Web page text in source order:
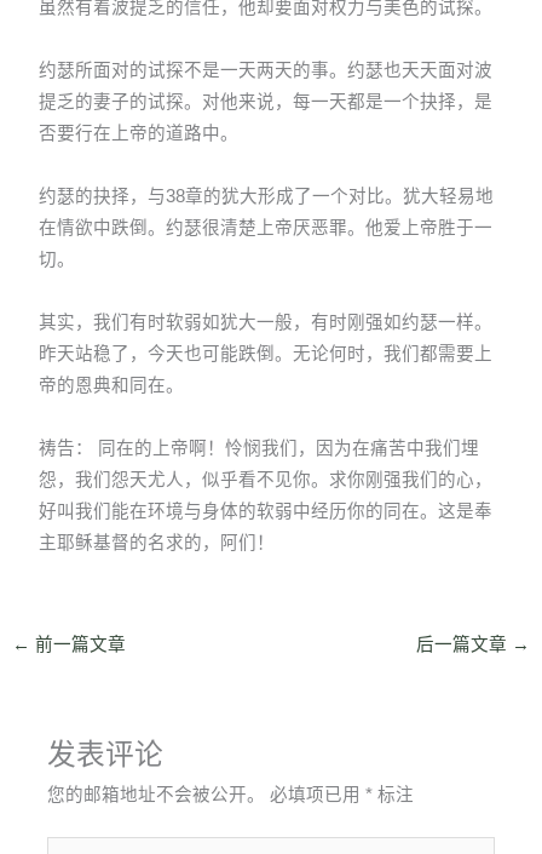
虽然有着波提乏的信任，他却要面对权力与美色的试探。
约瑟所面对的试探不是一天两天的事。约瑟也天天面对波
提乏的妻子的试探。对他来说，每一天都是一个抉择，是
否要行在上帝的道路中。
约瑟的抉择，与38章的犹大形成了一个对比。犹大轻易地
在情欲中跌倒。约瑟很清楚上帝厌恶罪。他爱上帝胜于一
切。
其实，我们有时软弱如犹大一般，有时刚强如约瑟一样。
昨天站稳了，今天也可能跌倒。无论何时，我们都需要上
帝的恩典和同在。
祷告： 同在的上帝啊！怜悯我们，因为在痛苦中我们埋
怨，我们怨天尤人，似乎看不见你。求你刚强我们的心，
好叫我们能在环境与身体的软弱中经历你的同在。这是奉
主耶稣基督的名求的，阿们！
← 前一篇文章 后一篇文章 →
发表评论
您的邮箱地址不会被公开。 必填项已用* 标注